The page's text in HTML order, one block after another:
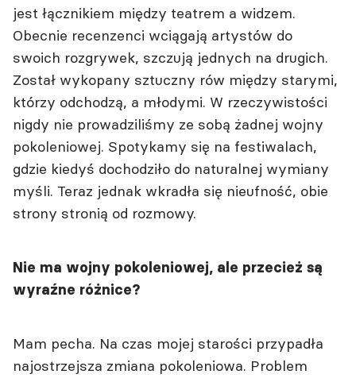
jest łącznikiem między teatrem a widzem.
Obecnie recenzenci wciągają artystów do
swoich rozgrywek, szczują jednych na drugich.
Został wykopany sztuczny rów między starymi,
którzy odchodzą, a młodymi. W rzeczywistości
nigdy nie prowadziliśmy ze sobą żadnej wojny
pokoleniowej. Spotykamy się na festiwalach,
gdzie kiedyś dochodziło do naturalnej wymiany
myśli. Teraz jednak wkradła się nieufność, obie
strony stronią od rozmowy.
Nie ma wojny pokoleniowej, ale przecież są
wyraźne różnice?
Mam pecha. Na czas mojej starości przypadła
najostrzejsza zmiana pokoleniowa. Problem